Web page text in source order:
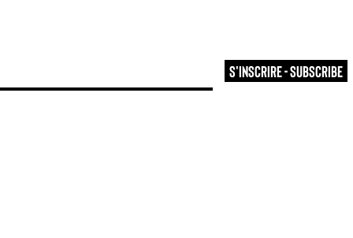
S'inscrire - Subscribe